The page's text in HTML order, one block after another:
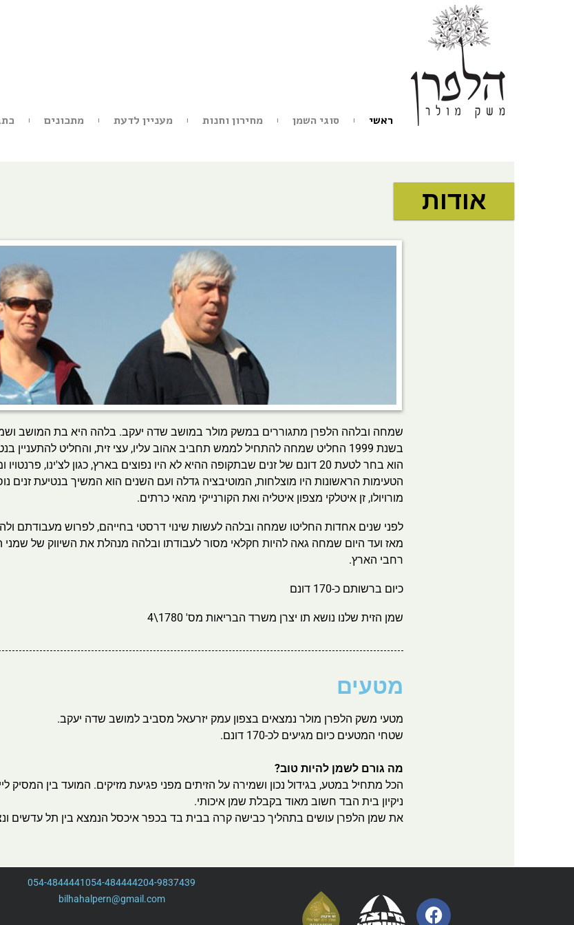
ראשי סוגי השמן מחירון וחנות מעניין לדעת מתכונים
אודות
שמחה ובלהה הלפרן מתגוררים במשק מולר במושב שדה יעקב. בלהה היא בת המושב
בשנת 1999 החליט שמחה להתחיל לממש תחביב אהוב עליו, עצי זית, והחליט להתעניין בנטיעת מטע זיתים בסמוך למשק.
הוא בחר לטעת 20 דונם של זנים שבתקופה ההיא לא היו נפוצים בארץ, כגון לצ'ינו, פרנטויו ומעלות, בעלי טעמים עדינים.
הטעימות הראשונות היו מוצלחות, המוטיבציה גדלה ועם השנים הוא המשיך בנטיעת זנים
מורויולו, זן איטלקי מצפון איטליה ואת הקורנייקי מהאי כרתים.
לפני שנים אחדות החליטו שמחה ובלהה לעשות שינוי דרסטי בחייהם, לפרוש מעבודתם
מאז ועד היום שמחה גאה להיות חקלאי מסור לעבודתו ובלהה מנהלת את השיווק של שמני
רחבי הארץ.
כיום ברשותם כ-170 דונם
שמן הזית שלנו נושא תו יצרן משרד הבריאות מס' 1780\4
מטעים
מטעי משק הלפרן מולר נמצאים בצפון עמק יזרעאל מסביב למושב שדה יעקב.
שטחי המטעים כיום מגיעים לכ-170 דונם.
מה גורם לשמן להיות טוב?
הכל מתחיל במטע, בגידול נכון ושמירה על הזיתים מפני פגיעת מזיקים. המועד בין המסיק
ניקיון בית הבד חשוב מאוד בקבלת שמן איכותי.
את שמן הלפרן עושים בתהליך כבישה קרה בבית בד בכפר איכסל הנמצא בין תל עדשים
04-9837439
054-4844442
054-4844441
bilhahalpern@gmail.com